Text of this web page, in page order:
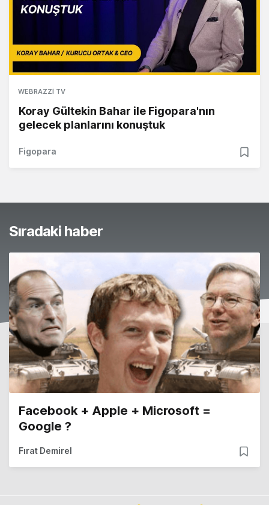
WEBRAZZI TV
Koray Gültekin Bahar ile Figopara'nın
gelecek planlarını konuştuk
Figopara
Sıradaki haber
Facebook + Apple + Microsoft =
Google ?
Fırat Demirel